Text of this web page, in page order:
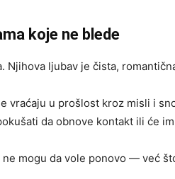
koje ne blede
Njihova ljubav je čista,
vraćaju u prošlost kroz misli i
da obnove kontakt ili će
mogu da vole ponovo — već